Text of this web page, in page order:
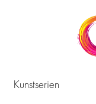
Kunstserien